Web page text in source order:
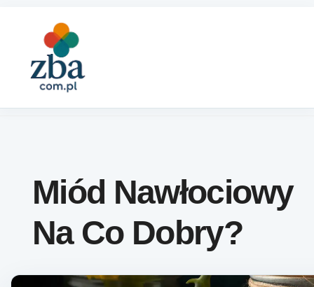
Miód Nawłociowy
Na Co Dobry?